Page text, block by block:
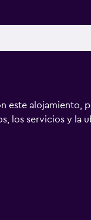
este
los servicios y la